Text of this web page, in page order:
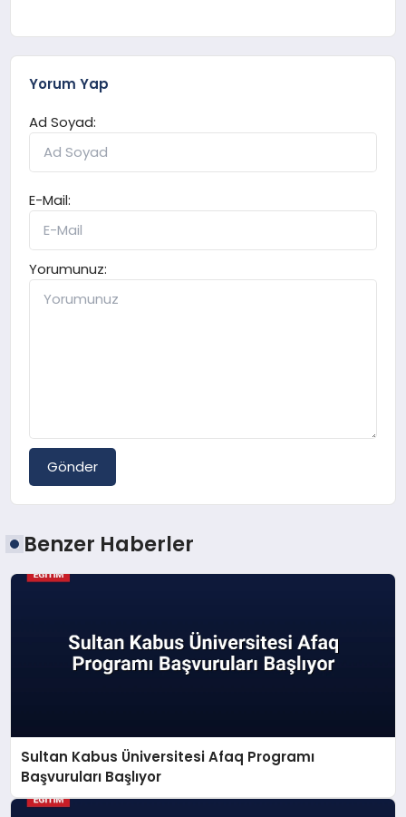
Yorum Yap
Ad Soyad:
E-Mail:
Yorumunuz:
Gönder
Benzer Haberler
Sultan Kabus Üniversitesi Afaq Programı
Başvuruları Başlıyor